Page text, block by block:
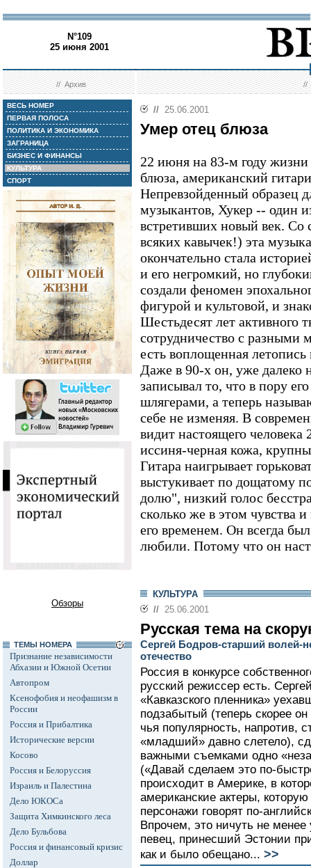
N°109
25 июня 2001
//Архив //
ВЕСЬ НОМЕР
ПЕРВАЯ ПОЛОСА
ПОЛИТИКА И ЭКОНОМИКА
ЗАГРАНИЦА
БИЗНЕС И ФИНАНСЫ
КУЛЬТУРА
СПОРТ
Обзоры
ТЕМЫ НОМЕРА
Признание независимости
Абхазии и Южной Осетии
Автопром
Ксенофобия и неофашизм в
России
Россия и Прибалтика
Исторические версии
Косово
Россия и Белоруссия
Израиль и Палестина
Дело ЮКОСа
Защита Химкинского леса
Дело Бульбова
Россия и финансовый кризис
Доллар
// 25.06.2001
Умер отец блюза
22 июня на 83-м году жизни
блюза, американский
Непревзойденный образец
музыкантов, Хукер -- один
встретивших новый век. Со
всяких кавычек!) эта
окончательно стала
и его негромкий, но
создали феномен
фигурой и культовой, и
Шестьдесят лет активного
сотрудничество с разными
есть воплощенная
Даже в 90-х он, уже далеко
записывал то, что в пору
шлягерами, а теперь
себе не изменяя. В
видит настоящего человека
иссиня-черная кожа,
Гитара наигрывает
выстукивает по дощатому
долю", низкий голос
сколько же в этом чувства
его временем. Он всегда
любили. Потому что он
КУЛЬТУРА
// 25.06.2001
Русская тема на
Сергей Бодров-старший волей-
отечество
Россия в конкурсе
русский режиссер есть.
«Кавказского пленника»
подзабытый (теперь скорее
чья популярность, напротив,
«младший» давно слетело),
важными съемками одно
(«Давай сделаем это по-
происходит в Америке, в
американские актеры,
персонажи говорят по-
Впрочем, это ничуть не
певец, принесший Эстонии
как и было обещано... >>